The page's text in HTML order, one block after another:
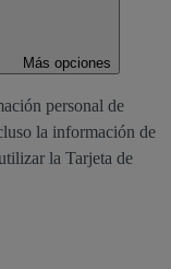
Más opciones
personal de
la información de
la Tarjeta de